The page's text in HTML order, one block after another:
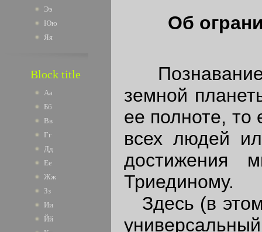
Ээ
Юю
Яя
Block title
Аа
Бб
Вв
Гг
Дд
Ее
Жж
Зз
Ии
Йй
Об
Познавание
земной
ее полноте, то
всех людей
достижения
Триединому.
Здесь (в